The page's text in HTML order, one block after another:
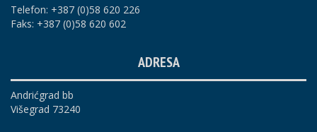
Telefon: +387 (0)58 620 226
Faks: +387 (0)58 620 602
ADRESA
Andrićgrad bb
Višegrad 73240